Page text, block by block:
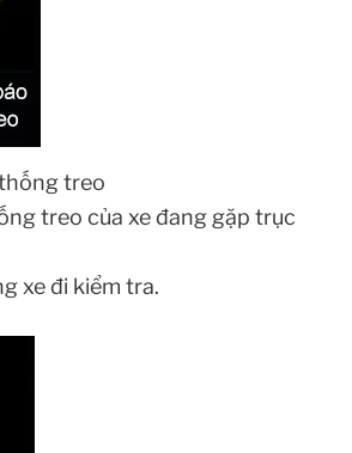
treo
treo của xe đang gặp trục
xe đi kiểm tra.